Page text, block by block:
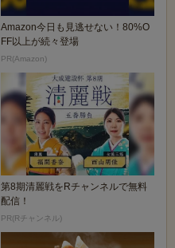
Amazon今日も見逃せない！80%O
FF以上が続々登場
PR(Amazon)
第8期清麗戦をRチャンネルで無料
配信！
PR(Rチャンネル)